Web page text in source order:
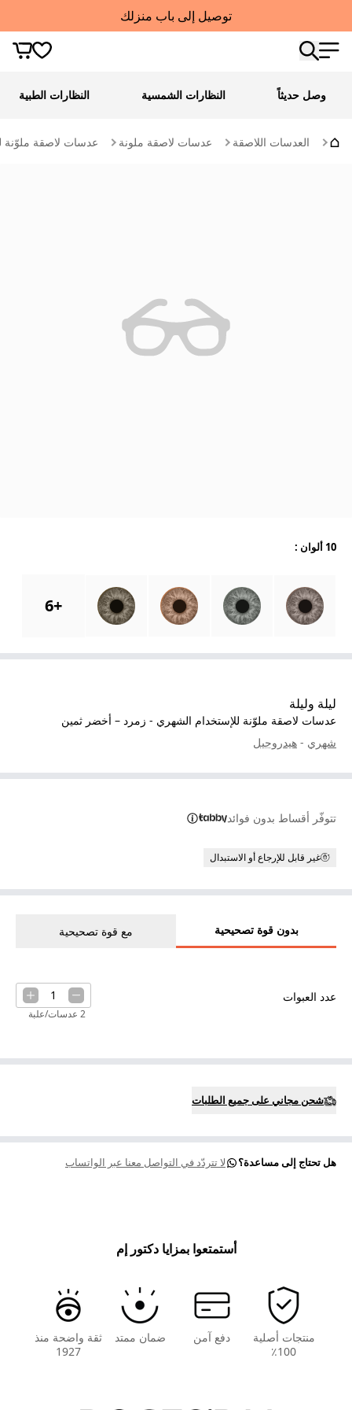
توصيل إلى باب منزلك
وصل حديثاً النظارات الشمسية النظارات الطبية
العدسات اللاصقة عدسات لاصقة ملونة عدسات لاصقة ملوّنة
ليلة وليلة
عدسات لاصقة ملوّنة للإستخدام الشهري - زمرد – أخضر ثمين
شهري - هيدروجيل
تتوفّر أقساط بدون فوائد
غير قابل للإرجاع أو الاستبدال
10 ألوان :
+
6
بدون قوة تصحيحية مع قوة تصحيحية
عدد العبوات 1
2 عدسات/علبة
شحن مجاني على جميع الطلبات
هل تحتاج إلى مساعدة؟ لا تتردّد في التواصل معنا عبر الواتساب
أستمتعوا بمزايا دكتور إم
منتجات أصلية
100٪
دفع آمن ضمان ممتد
ثقة واضحة منذ
1927